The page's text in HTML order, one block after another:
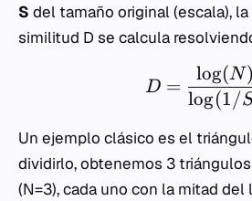
S del tamaño original (escala),
similitud D se calcula
D =
log(1/
log(N)
Un ejemplo clásico es el
dividirlo, obtenemos 3
(N=3), cada uno con la mitad del